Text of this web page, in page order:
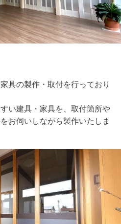
具の製作・取付を行っており
い建具・家具を、取付箇所や
お伺いしながら製作いたしま